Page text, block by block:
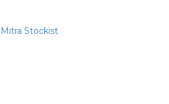
Stockist